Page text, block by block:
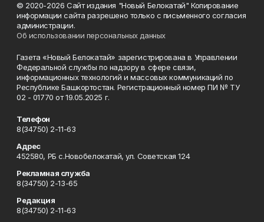
© 2020-2026 Сайт издания "Новый Белокатай" Копирование
информации сайта разрешено только с письменного согласия
администрации.
Об использовании персональных данных
Газета «Новый Белокатай» зарегистрирована в Управлении
Федеральной службы по надзору в сфере связи,
информационных технологий и массовых коммуникаций по
Республике Башкортостан. Регистрационный номер ПИ № ТУ
02 - 01770 от 19.05.2025 г.
Телефон
8(34750) 2-11-63
Адрес
452580, РБ с.Новобелокатай, ул. Советская 124
Рекламная служба
8(34750) 2-13-65
Редакция
8(34750) 2-11-63